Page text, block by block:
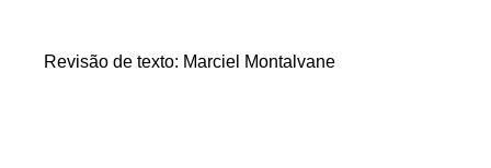
Revisão de texto: Marciel Montalvane